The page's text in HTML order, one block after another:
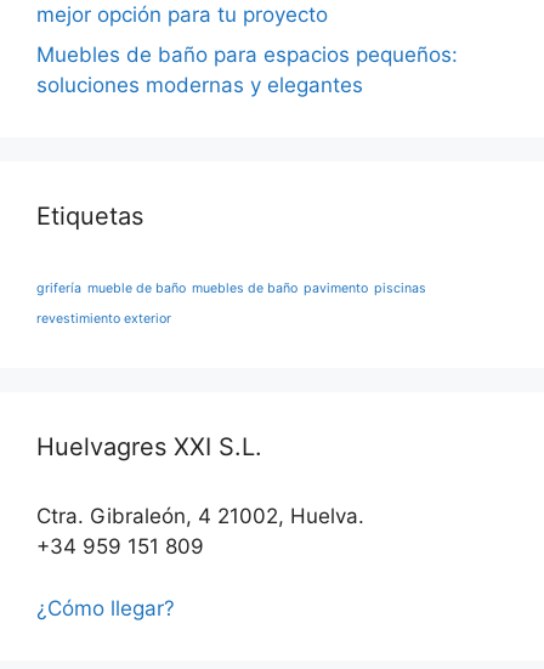
mejor opción para tu proyecto
Muebles de baño para espacios pequeños:
soluciones modernas y elegantes
Etiquetas
grifería mueble de baño muebles de baño pavimento piscinas
revestimiento exterior
Huelvagres XXI S.L.
Ctra. Gibraleón, 4 21002, Huelva.
+34 959 151 809
¿Cómo llegar?